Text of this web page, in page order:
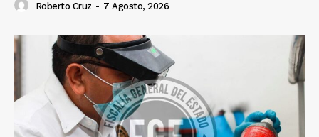
Roberto Cruz - 7 Agosto, 2026